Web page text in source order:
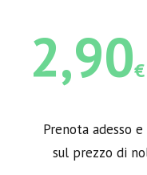
2,90€
Prenota adesso
sul prezzo di